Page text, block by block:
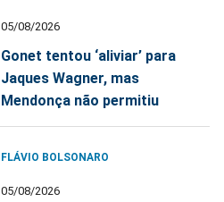
05/08/2026
Gonet tentou ‘aliviar’ para
Jaques Wagner, mas
Mendonça não permitiu
FLÁVIO BOLSONARO
05/08/2026